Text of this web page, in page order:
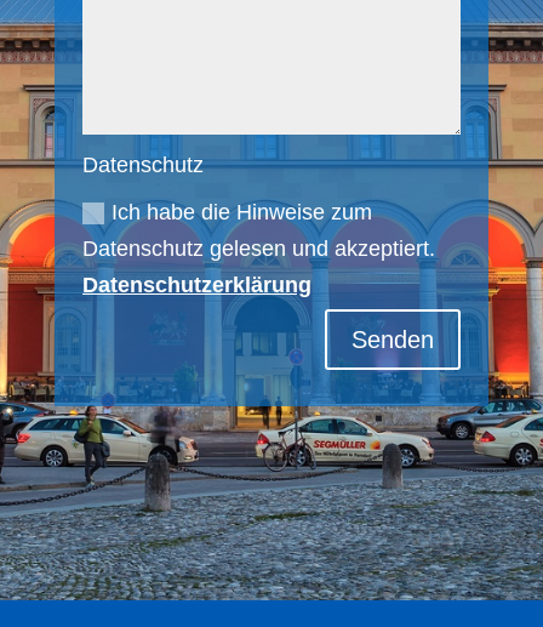
Datenschutz
Ich habe die Hinweise zum
Datenschutz gelesen und akzeptiert.
Datenschutzerklärung
Senden